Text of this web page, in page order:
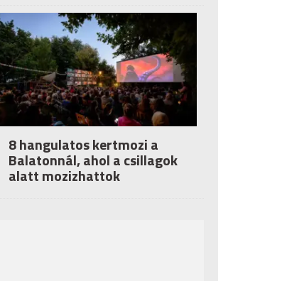
8 hangulatos kertmozi a
Balatonnál, ahol a csillagok
alatt mozizhattok